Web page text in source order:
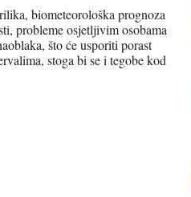
biometeorološka prognoza
probleme osjetljivim osobama
što će usporiti porast
stoga bi se i tegobe kod